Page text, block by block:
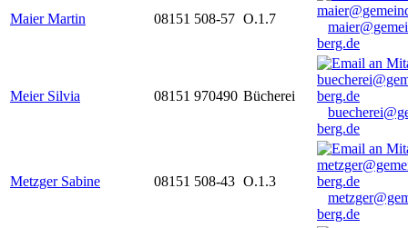
Maier Martin 08151 508-57 O.1.7
berg.de
Meier Silvia 08151 970490 Bücherei
berg.de
Metzger Sabine 08151 508-43 O.1.3
berg.de